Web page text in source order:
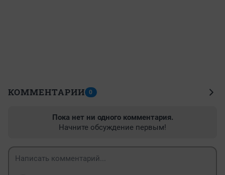
КОММЕНТАРИИ 0
Пока нет ни одного комментария.
Начните обсуждение первым!